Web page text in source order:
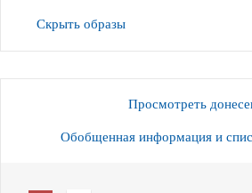
Скрыть образы
Просмотреть
Обобщенная информация и